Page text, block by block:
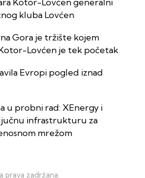
kluba Lovćen
Gora je tržište kojem
Lovćen je tek početak
Evropi pogled iznad
u probni rad: XEnergy i
infrastrukturu za
mrežom
prava zadržana.